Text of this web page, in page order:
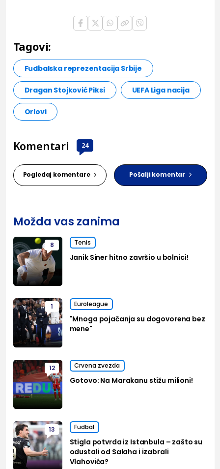
Tagovi:
Fudbalska reprezentacija Srbije
Dragan Stojković Piksi UEFA Liga nacija
Orlovi
Komentari 24
Pogledaj komentare Pošalji komentar
Možda vas zanima
8 Tenis
Janik Siner hitno završio u bolnici!
1 Euroleague
"Mnoga pojačanja su dogovorena bez
mene"
12 Crvena zvezda
Gotovo: Na Marakanu stižu milioni!
13 Fudbal
Stigla potvrda iz Istanbula – zašto su
odustali od Salaha i izabrali
Vlahovića?